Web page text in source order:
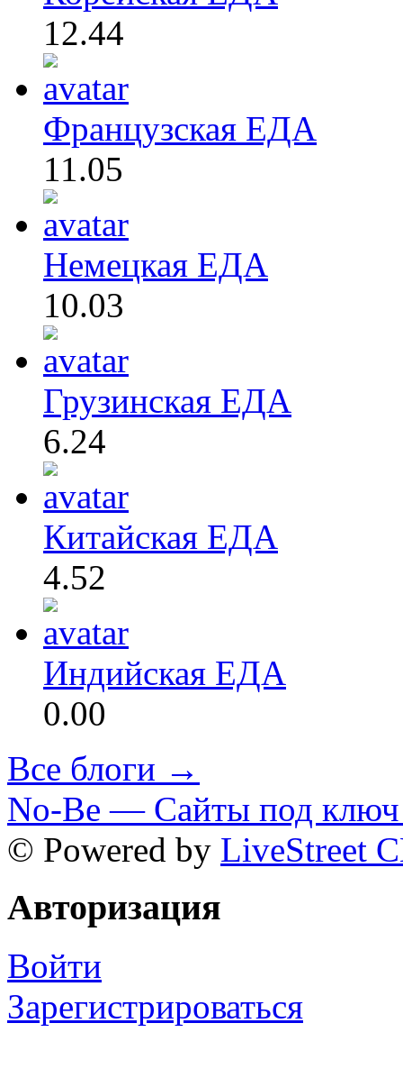
12.44
Французская ЕДА
11.05
Немецкая ЕДА
10.03
Грузинская ЕДА
6.24
Китайская ЕДА
4.52
Индийская ЕДА
0.00
Все блоги →
No-Be — Сайты под ключ
© Powered by LiveStreet
Авторизация
Войти
Зарегистрироваться